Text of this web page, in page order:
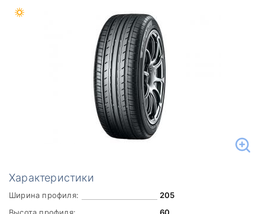
Характеристики
Ширина профиля:
205